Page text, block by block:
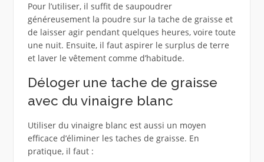
Pour l’utiliser, il suffit de saupoudrer
généreusement la poudre sur la tache de graisse et
de laisser agir pendant quelques heures, voire toute
une nuit. Ensuite, il faut aspirer le surplus de terre
et laver le vêtement comme d’habitude.
Déloger une tache de graisse
avec du vinaigre blanc
Utiliser du vinaigre blanc est aussi un moyen
efficace d’éliminer les taches de graisse. En
pratique, il faut :